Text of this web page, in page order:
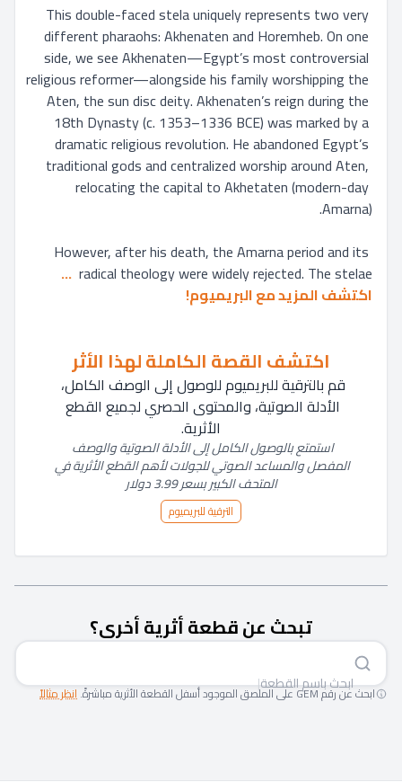
This double-faced stela uniquely represents two very
different pharaohs: Akhenaten and Horemheb. On one
side, we see Akhenaten—Egypt’s most controversial
religious reformer—alongside his family worshipping the
Aten, the sun disc deity. Akhenaten’s reign during the
18th Dynasty (c. 1353–1336 BCE) was marked by a
dramatic religious revolution. He abandoned Egypt’s
traditional gods and centralized worship around Aten,
relocating the capital to Akhetaten (modern-day
However, after his death, the Amarna period and its
radical theology were widely rejected. The stelae
...
اكتشف المزيد مع البريميوم!
اكتشف القصة الكاملة لهذا الأثر
الأثرية.
المتحف الكبير بسعر 3.99 دولار
الترقية للبريميوم
تبحث عن قطعة أثرية أخرى؟
ابحث باسم| ابحث عن رقم GEM على الملصق الموجود أسفل القطعة الأثرية مباشرةً. انظر مثالاً